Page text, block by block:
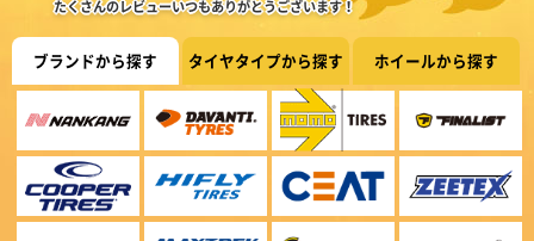
ZEETEX
ジーテックス
ドバイ発のグローバルタイヤブランドZEETEX。 乗用車
からトラック・バス用まで幅広いラインナップを世界85
ヶ国以上で販売しています。
総合評価：960件 4.42
特設ページは
こちら!
Radar 特設ページは
たくさんのレビューいつもありがとうございます！
ブランドから探す タイヤタイプから探す ホイールから探す
すが、そうでない方には他を探したほうが良さそうに思えました。
BRIDGESTONE DUELER A/T 002.OWL 235/75R15 109T XL
ブリヂストン国内正規品では設定のないタイヤです。（同サイズだとMTし
かない）インドネシアのブリヂストンでは普通にラインナップとしてある様
です。まだ装着していません。 海外メーカーと比べて耐摩耗性が低いでし
ょうが、性能劣化が少ないという意味で期待しています。
gmt*******さん
MAXTREK MAXIMUS M1 245/40R20 99W XL
この価格で質も全然問題無し！ またリピートしたいです。